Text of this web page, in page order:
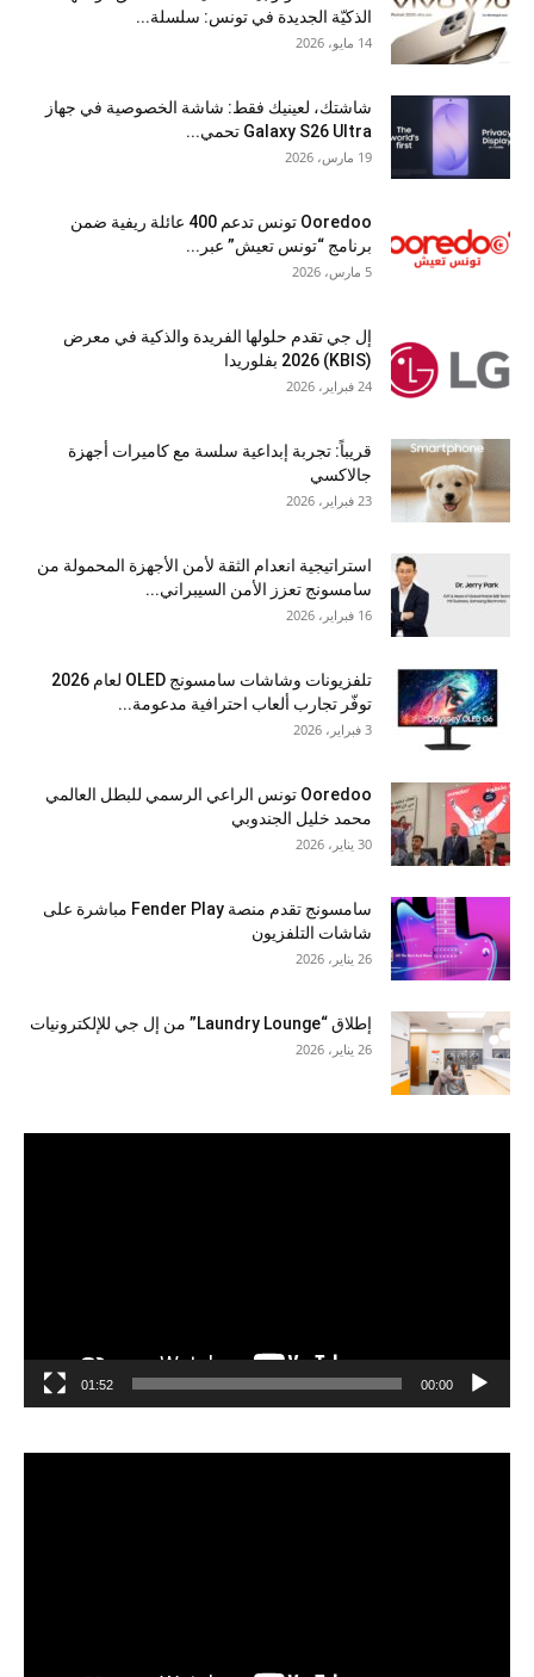
الذكيّة الجديدة في تونس: سلسلة...
14 مايو، 2026
شاشتك، لعينيك فقط: شاشة الخصوصية في جهاز
Galaxy S26 Ultra تحمي...
19 مارس، 2026
Ooredoo تونس تدعم 400 عائلة ريفية ضمن
برنامج “تونس تعيش” عبر...
5 مارس، 2026
إل جي تقدم حلولها الفريدة والذكية في معرض
(KBIS) 2026 بفلوريدا
24 فبراير، 2026
قريباً: تجربة إبداعية سلسة مع كاميرات أجهزة
جالاكسي
23 فبراير، 2026
استراتيجية انعدام الثقة لأمن الأجهزة المحمولة من
سامسونج تعزز الأمن السيبراني...
16 فبراير، 2026
تلفزيونات وشاشات سامسونج OLED لعام 2026
توفّر تجارب ألعاب احترافية مدعومة...
3 فبراير، 2026
Ooredoo تونس الراعي الرسمي للبطل العالمي
محمد خليل الجندوبي
30 يناير، 2026
سامسونج تقدم منصة Fender Play مباشرة على
شاشات التلفزيون
26 يناير، 2026
إطلاق “Laundry Lounge” من إل جي للإلكترونيات
26 يناير، 2026
00:00
01:52